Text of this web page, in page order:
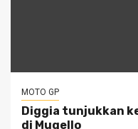
MOTO GP
Diggia tunjukkan
di Mugello